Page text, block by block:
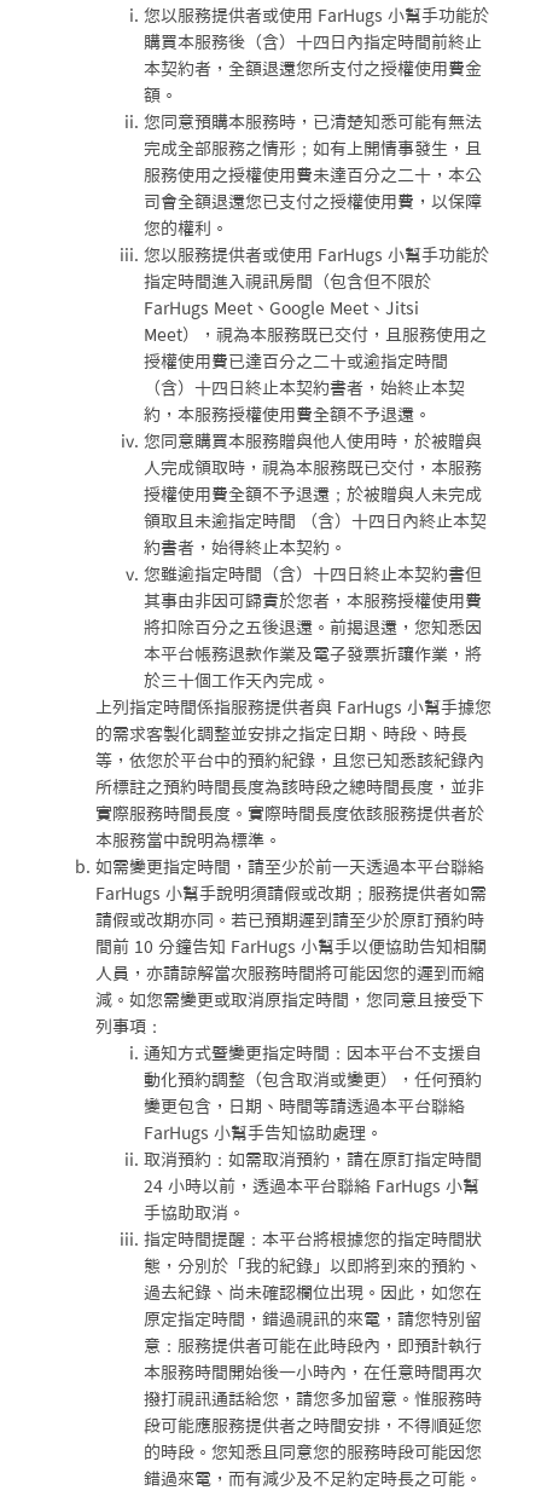
您以服務提供者或使用 FarHugs 小幫手功能於
購買本服務後（含）十四日內指定時間前終止
本契約者，全額退還您所支付之授權使用費金
額。
您同意預購本服務時，已清楚知悉可能有無法
完成全部服務之情形；如有上開情事發生，且
服務使用之授權使用費未達百分之二十，本公
司會全額退還您已支付之授權使用費，以保障
您的權利。
您以服務提供者或使用 FarHugs 小幫手功能於
指定時間進入視訊房間（包含但不限於
FarHugs Meet、Google Meet、Jitsi
Meet），視為本服務既已交付，且服務使用之
授權使用費已達百分之二十或逾指定時間
（含）十四日終止本契約書者，始終止本契
約，本服務授權使用費全額不予退還。
您同意購買本服務贈與他人使用時，於被贈與
人完成領取時，視為本服務既已交付，本服務
授權使用費全額不予退還；於被贈與人未完成
領取且未逾指定時間 （含）十四日內終止本契
約書者，始得終止本契約。
您雖逾指定時間（含）十四日終止本契約書但
其事由非因可歸責於您者，本服務授權使用費
將扣除百分之五後退還。前揭退還，您知悉因
本平台帳務退款作業及電子發票折讓作業，將
於三十個工作天內完成。
上列指定時間係指服務提供者與 FarHugs 小幫手據您
的需求客製化調整並安排之指定日期、時段、時長
等，依您於平台中的預約紀錄，且您已知悉該紀錄內
所標註之預約時間長度為該時段之總時間長度，並非
實際服務時間長度。實際時間長度依該服務提供者於
本服務當中說明為標準。
如需變更指定時間，請至少於前一天透過本平台聯絡
FarHugs 小幫手說明須請假或改期；服務提供者如需
請假或改期亦同。若已預期遲到請至少於原訂預約時
間前 10 分鐘告知 FarHugs 小幫手以便協助告知相關
人員，亦請諒解當次服務時間將可能因您的遲到而縮
減。如您需變更或取消原指定時間，您同意且接受下
列事項：
通知方式暨變更指定時間：因本平台不支援自
動化預約調整（包含取消或變更），任何預約
變更包含，日期、時間等請透過本平台聯絡
FarHugs 小幫手告知協助處理。
取消預約：如需取消預約，請在原訂指定時間
24 小時以前，透過本平台聯絡 FarHugs 小幫
手協助取消。
指定時間提醒：本平台將根據您的指定時間狀
態，分別於「我的紀錄」以即將到來的預約、
過去紀錄、尚未確認欄位出現。因此，如您在
原定指定時間，錯過視訊的來電，請您特別留
意：服務提供者可能在此時段內，即預計執行
本服務時間開始後一小時內，在任意時間再次
撥打視訊通話給您，請您多加留意。惟服務時
段可能應服務提供者之時間安排，不得順延您
的時段。您知悉且同意您的服務時段可能因您
錯過來電，而有減少及不足約定時長之可能。